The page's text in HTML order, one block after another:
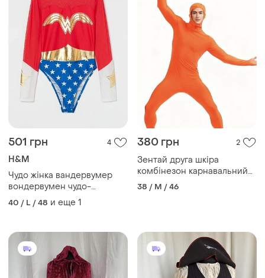
501 грн 4
H&M
Чудо жінка вандервумер
вондервумен чудо-
женщина боді костюм
карнавальний
40 / L / 48 и еще 1
380 грн 2
Зентай друга шкіра
комбінезон карнавальний
спандекс помаранчевий з
обрізаними стопами
38 / M / 46